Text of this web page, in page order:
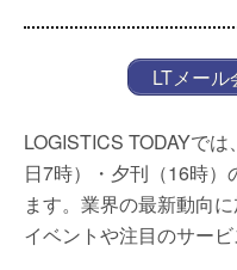
LTメー
LOGISTICS TODAYで
日7時）・夕刊（16時
ます。業界の最新動向
イベントや注目のサービ